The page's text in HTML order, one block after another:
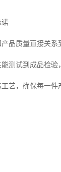
诺
品质量直接关系
测试到成品检验
艺，确保每一件